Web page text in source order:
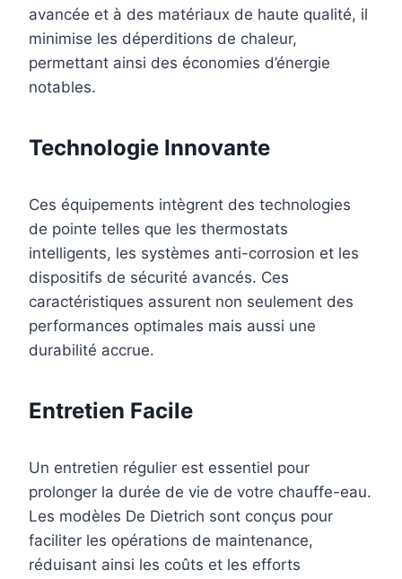
avancée et à des matériaux de haute qualité, il
minimise les déperditions de chaleur,
permettant ainsi des économies d’énergie
notables.
Technologie Innovante
Ces équipements intègrent des technologies
de pointe telles que les thermostats
intelligents, les systèmes anti-corrosion et les
dispositifs de sécurité avancés. Ces
caractéristiques assurent non seulement des
performances optimales mais aussi une
durabilité accrue.
Entretien Facile
Un entretien régulier est essentiel pour
prolonger la durée de vie de votre chauffe-eau.
Les modèles De Dietrich sont conçus pour
faciliter les opérations de maintenance,
réduisant ainsi les coûts et les efforts